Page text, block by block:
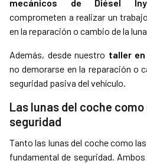
mecánicos de Diésel
comprometen a realizar un trabajo
en la reparación o cambio de la
Además, desde nuestro taller
no demorarse en la reparación o
seguridad pasiva del vehículo.
Las lunas del coche
seguridad
Tanto las lunas del coche como
fundamental de seguridad.